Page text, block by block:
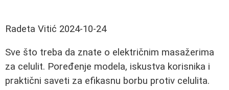
Radeta Vitić 2024-10-24
Sve što treba da znate o električnim masažerima
za celulit. Poređenje modela, iskustva korisnika i
praktični saveti za efikasnu borbu protiv celulita.